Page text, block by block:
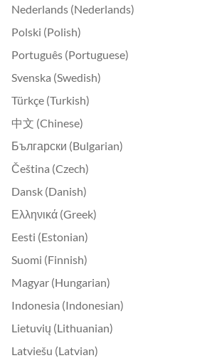
Nederlands (Nederlands)
Polski (Polish)
Português (Portuguese)
Svenska (Swedish)
Türkçe (Turkish)
中文 (Chinese)
Български (Bulgarian)
Čeština (Czech)
Dansk (Danish)
Ελληνικά (Greek)
Eesti (Estonian)
Suomi (Finnish)
Magyar (Hungarian)
Indonesia (Indonesian)
Lietuvių (Lithuanian)
Latviešu (Latvian)